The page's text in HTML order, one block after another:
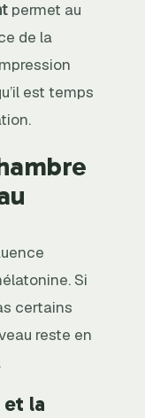
permet au
de la
est temps
Si
certains
reste en
et la